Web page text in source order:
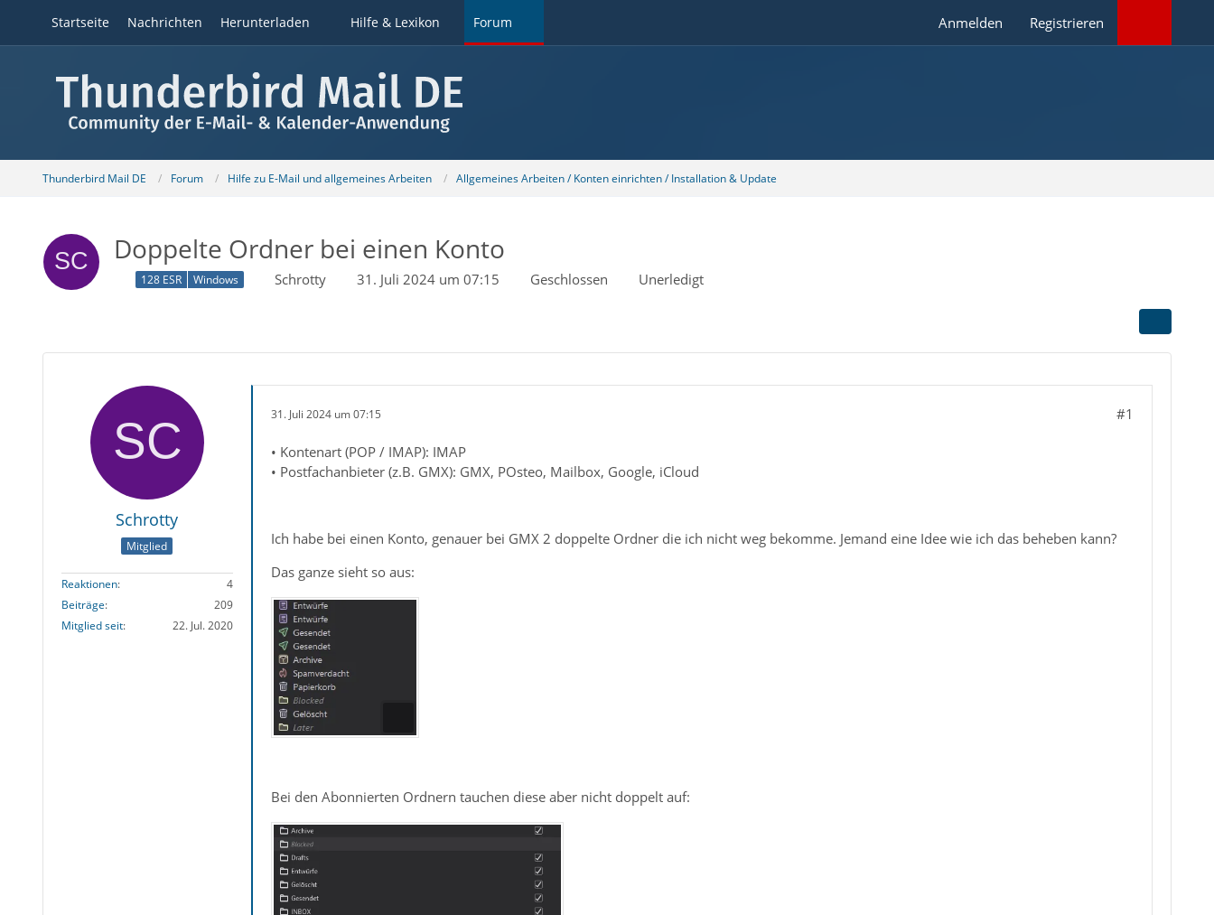
Startseite Nachrichten Herunterladen Hilfe & Lexikon Forum Anmelden Registrieren
Thunderbird Mail DE Forum Hilfe zu E-Mail und allgemeines Arbeiten Allgemeines Arbeiten / Konten einrichten / Installation & Update
Doppelte Ordner bei einen Konto
128 ESR Windows Schrotty 31. Juli 2024 um 07:15 Geschlossen Unerledigt
Schrotty
Mitglied
Reaktionen
4
Beiträge
209
Mitglied seit
22. Jul. 2020
31. Juli 2024 um 07:15 #1
• Kontenart (POP / IMAP): IMAP
• Postfachanbieter (z.B. GMX): GMX, POsteo, Mailbox, Google, iCloud
Ich habe bei einen Konto, genauer bei GMX 2 doppelte Ordner die ich nicht weg bekomme. Jemand eine Idee wie ich das beheben kann?
Das ganze sieht so aus:
Bei den Abonnierten Ordnern tauchen diese aber nicht doppelt auf: